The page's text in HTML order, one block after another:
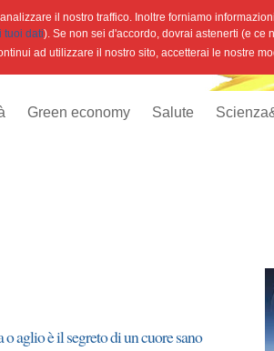
Green economy Salute
aglio è il segreto di un cuore sano
il nostro traffico. Inoltre forniamo
tuoi dati). Se non sei d'accordo, dovrai astenerti (e
ad utilizzare il nostro sito, accetterai le nostre